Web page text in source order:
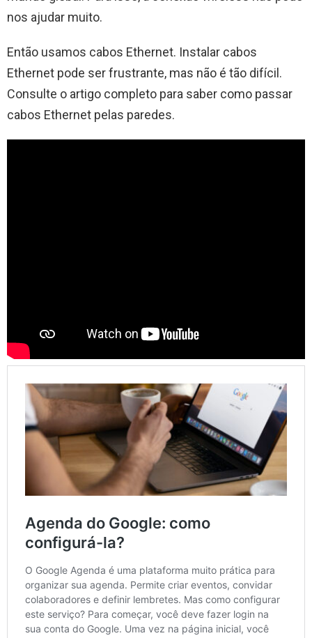
nos ajudar muito.
Então usamos cabos Ethernet. Instalar cabos
Ethernet pode ser frustrante, mas não é tão difícil.
Consulte o artigo completo para saber como passar
cabos Ethernet pelas paredes.